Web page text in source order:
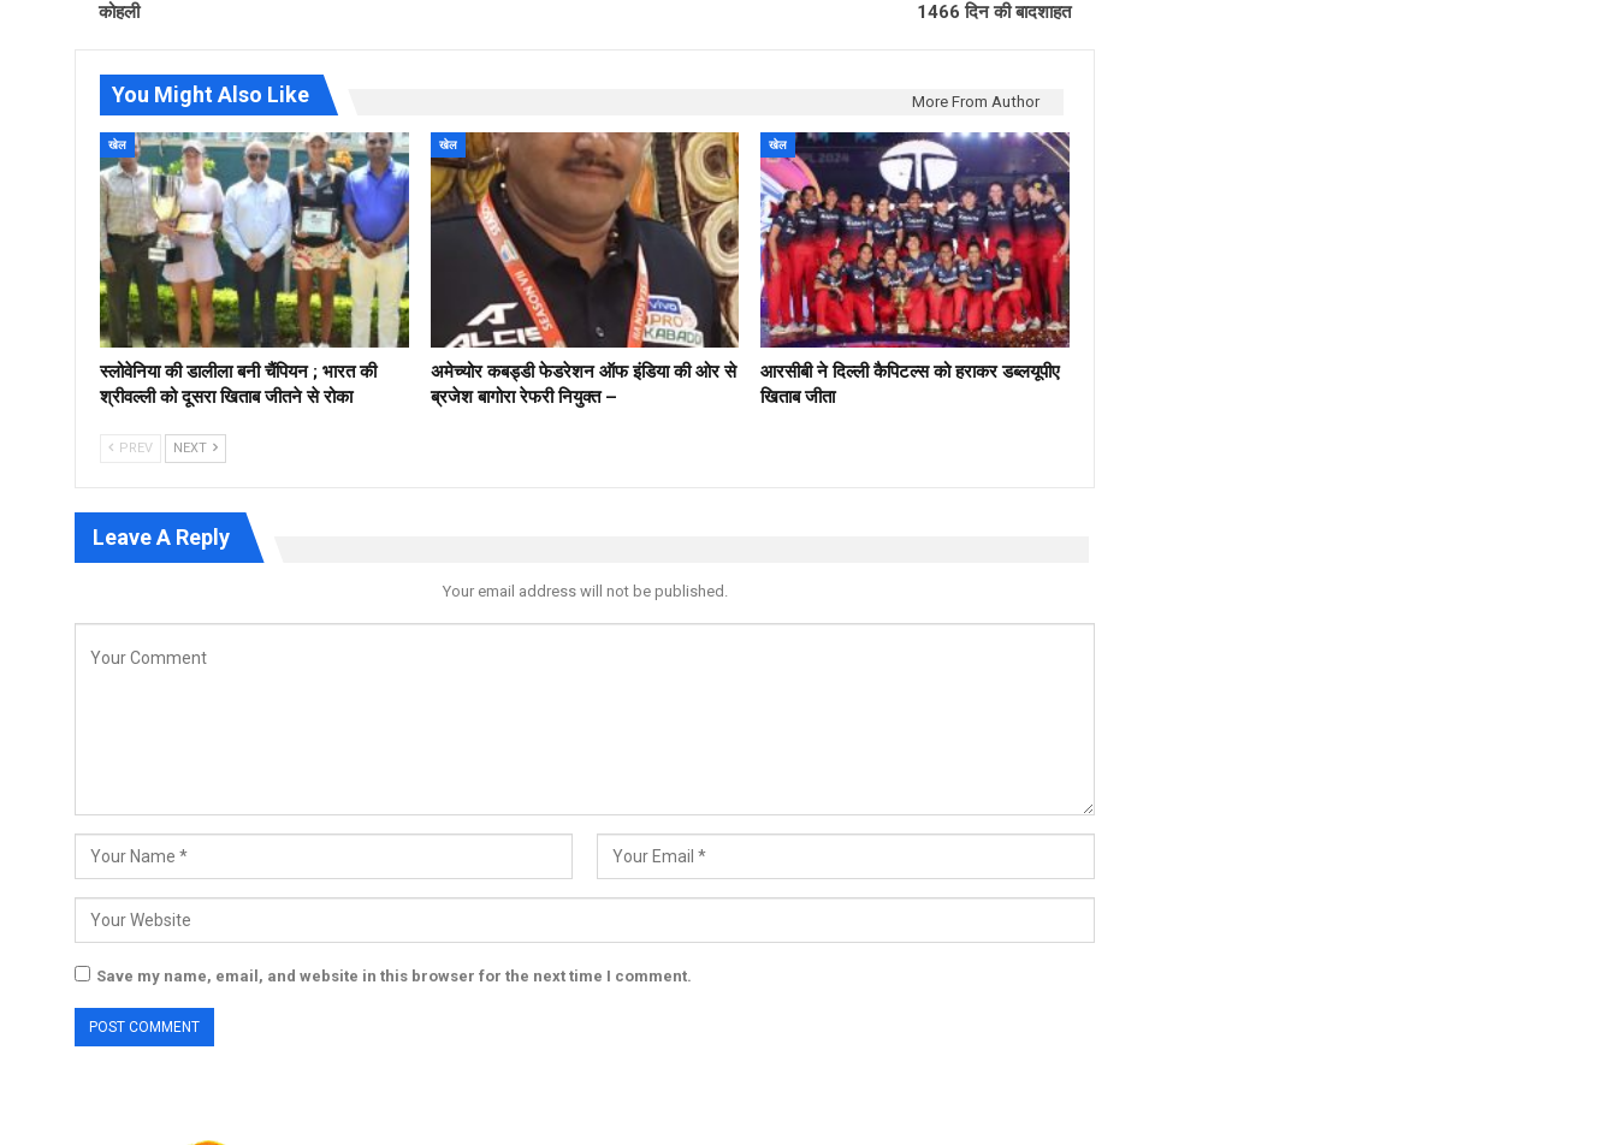
कोहली
1466 दिन की बादशाहत
You Might Also Like More From Author
खेल
स्लोवेनिया की डालीला बनी चैंपियन ; भारत की
श्रीवल्ली को दूसरा खिताब जीतने से रोका
खेल
अमेच्योर कबड्डी फेडरेशन ऑफ इंडिया की ओर से
ब्रजेश बागोरा रेफरी नियुक्त –
खेल
आरसीबी ने दिल्ली कैपिटल्स को हराकर डब्लयूपीए
खिताब जीता
PREV NEXT
Leave A Reply
Your email address will not be published.
Save my name, email, and website in this browser for the next time I comment.